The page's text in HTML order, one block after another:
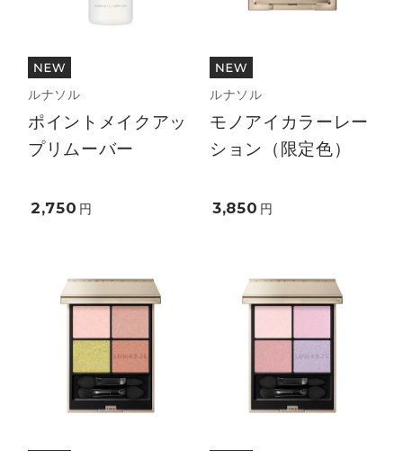
ルナソル
ポイントメイクアッ
プリムーバー
2,750 円
ルナソル
モノアイカラーレー
ション（限定色）
3,850 円